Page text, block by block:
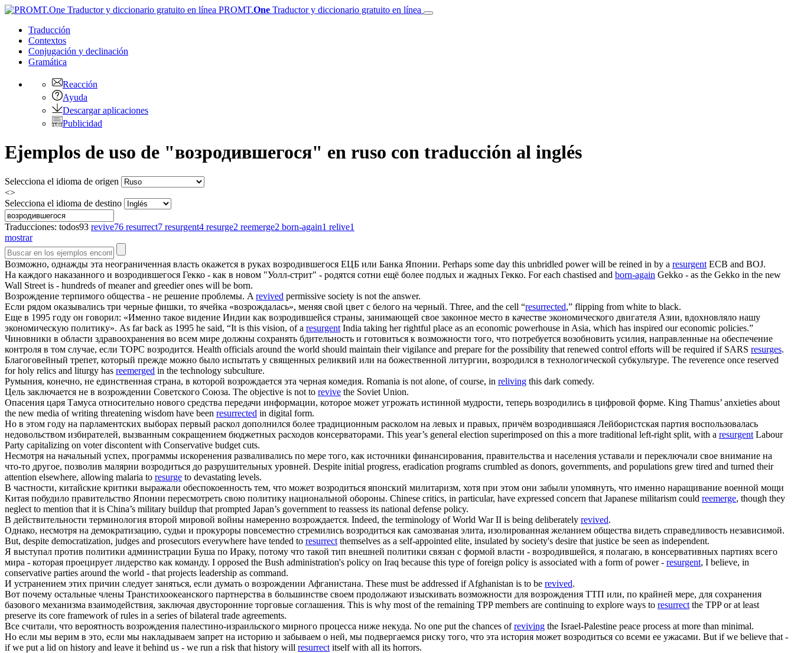
PROMT.One Traductor y diccionario gratuito en línea
Traducción
Contextos
Conjugación y declinación
Gramática
Reacción
Ayuda
Descargar aplicaciones
Publicidad
Ejemplos de uso de "возродившегося" en ruso con traducción al inglés
Selecciona el idioma de origen
<>
Selecciona el idioma de destino
Traducciones: todos93 revive76 resurrect7 resurgent4 resurge2 reemerge2 born-again1 relive1
mostrar
Возможно, однажды эта неограниченная власть окажется в руках возродившегося ЕЦБ или Банка Японии. Perhaps some day this unbridled power will be reined in by a resurgent ECB and BOJ.
На каждого наказанного и возродившегося Гекко - как в новом "Уолл-стрит" - родятся сотни ещё более подлых и жадных Гекко. For each chastised and born-again Gekko - as the Gekko in the new
Wall Street is - hundreds of meaner and greedier ones will be born.
Возрождение терпимого общества - не решение проблемы. A revived permissive society is not the answer.
Если рядом оказывались три черные фишки, то ячейка «возрождалась», меняя свой цвет с белого на черный. Three, and the cell “resurrected,” flipping from white to black.
Еще в 1995 году он говорил: «Именно такое видение Индии как возродившейся страны, занимающей свое законное место в качестве экономического двигателя Азии, вдохновляло нашу
экономическую политику». As far back as 1995 he said, “It is this vision, of a resurgent India taking her rightful place as an economic powerhouse in Asia, which has inspired our economic policies.”
Чиновники в области здравоохранения во всем мире должны сохранять бдительность и готовиться к возможности того, что потребуется возобновить усилия, направленные на обеспечение
контроля в том случае, если ТОРС возродится. Health officials around the world should maintain their vigilance and prepare for the possibility that renewed control efforts will be required if SARS resurges.
Благоговейный трепет, который прежде можно было испытать у священных реликвий или на божественной литургии, возродился в технологической субкультуре. The reverence once reserved
for holy relics and liturgy has reemerged in the technology subculture.
Румыния, конечно, не единственная страна, в которой возрождается эта черная комедия. Romania is not alone, of course, in reliving this dark comedy.
Цель заключается не в возрождении Советского Союза. The objective is not to revive the Soviet Union.
Опасения царя Тамуса относительно нового средства передачи информации, которое может угрожать истинной мудрости, теперь возродились в цифровой форме. King Thamus’ anxieties about
the new media of writing threatening wisdom have been resurrected in digital form.
Но в этом году на парламентских выборах первый раскол дополнился более традиционным расколом на левых и правых, причём возродившаяся Лейбористская партия воспользовалась
недовольством избирателей, вызванным сокращением бюджетных расходов консерваторами. This year’s general election superimposed on this a more traditional left-right split, with a resurgent Labour
Party capitalizing on voter discontent with Conservative budget cuts.
Несмотря на начальный успех, программы искоренения разваливались по мере того, как источники финансирования, правительства и населения уставали и переключали свое внимание на
что-то другое, позволив малярии возродиться до разрушительных уровней. Despite initial progress, eradication programs crumbled as donors, governments, and populations grew tired and turned their
attention elsewhere, allowing malaria to resurge to devastating levels.
В частности, китайские критики выражали обеспокоенность тем, что может возродиться японский милитаризм, хотя при этом они забыли упомянуть, что именно наращивание военной мощи
Китая побудило правительство Японии пересмотреть свою политику национальной обороны. Chinese critics, in particular, have expressed concern that Japanese militarism could reemerge, though they
neglect to mention that it is China’s military buildup that prompted Japan’s government to reassess its national defense policy.
В действительности терминология второй мировой войны намеренно возрождается. Indeed, the terminology of World War II is being deliberately revived.
Однако, несмотря на демократизацию, судьи и прокуроры повсеместно стремились возродиться как самозваная элита, изолированная желанием общества видеть справедливость независимой.
But, despite democratization, judges and prosecutors everywhere have tended to resurrect themselves as a self-appointed elite, insulated by society's desire that justice be seen as independent.
Я выступал против политики администрации Буша по Ираку, потому что такой тип внешней политики связан с формой власти - возродившейся, я полагаю, в консервативных партиях всего
мира - которая проецирует лидерство как команду. I opposed the Bush administration's policy on Iraq because this type of foreign policy is associated with a form of power - resurgent, I believe, in
conservative parties around the world - that projects leadership as command.
И устранением этих причин следует заняться, если думать о возрождении Афганистана. These must be addressed if Afghanistan is to be revived.
Вот почему остальные члены Транстихоокеанского партнерства в большинстве своем продолжают изыскивать возможности для возрождения ТТП или, по крайней мере, для сохранения
базового механизма взаимодействия, заключая двусторонние торговые соглашения. This is why most of the remaining TPP members are continuing to explore ways to resurrect the TPP or at least
preserve its core framework of rules in a series of bilateral trade agreements.
Все считали, что вероятность возрождения палестино-израильского мирного процесса ниже некуда. No one put the chances ofreviving the Israel-Palestine peace process at more than minimal.
Но если мы верим в это, если мы накладываем запрет на историю и забываем о ней, мы подвергаемся риску того, что эта история может возродиться со всеми ее ужасами. But if we believe that -
if we put a lid on history and leave it behind us - we run a risk that history will resurrect itself with all its horrors.